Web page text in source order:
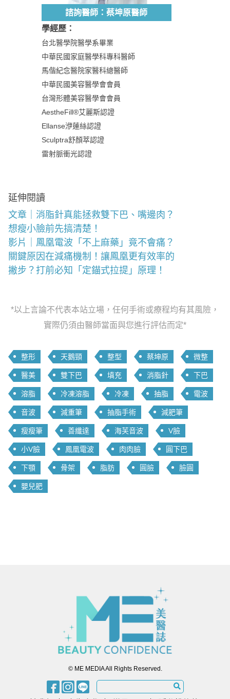
諮詢醫師：蔡坤原醫師
學經歷：
台北醫學院醫學系畢業
中華民國家庭醫學科專科醫師
馬偕紀念醫院家醫科總醫師
中華民國美容醫學會會員
台灣形體美容醫學會會員
AestheFill®艾麗斯認證
Ellanse洢蓮絲認證
Sculptra舒顏萃認證
雷射脈衝光認證
延伸閱讀
文章｜消脂針真能拯救雙下巴、嘴邊肉？
想瘦小臉前先搞清楚！
影片｜鳳凰電波「不上麻藥」竟不會痛？
關鍵原因在減痛機制！讓鳳凰更有效率的
撇步？打前必知「定錨式拉提」原理！
*以上言論不代表本站立場，任何手術或療程均有其風險，
實際仍須由醫師當面與您進行評估而定*
整形 天鵝頸 整型 蔡坤原 微整
醫美 雙下巴 填充 消脂針 下巴
溶脂 冷凍溶脂 冷凍 抽脂 電波
音波 減重筆 抽脂手術 減肥筆
瘦瘦筆 善纖達 海芙音波 V臉
小V臉 鳳凰電波 肉肉臉 圓下巴
下顎 骨架 脂肪 圓臉 臉圓
嬰兒肥
© ME MEDIA All Rights Reserved.